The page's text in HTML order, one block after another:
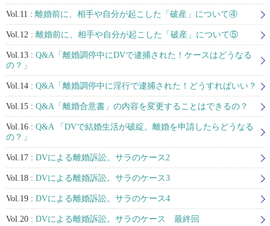
Vol.11 : 離婚前に、相手や自分が起こした「破産」について④
Vol.12 : 離婚前に、相手や自分が起こした「破産」について⑤
Vol.13 : Q&A「離婚調停中にDVで逮捕された！ケースはどうなる
の？」
Vol.14 : Q&A「離婚調停中に淫行で逮捕された！どうすればいい？
Vol.15 : Q&A「離婚合意書」の内容を変更することはできるの？
Vol.16 : Q&A 「DVで結婚生活が破綻。離婚を申請したらどうなる
の？」
Vol.17 : DVによる離婚訴訟。サラのケース2
Vol.18 : DVによる離婚訴訟。サラのケース3
Vol.19 : DVによる離婚訴訟。サラのケース4
Vol.20 : DVによる離婚訴訟。サラのケース 最終回